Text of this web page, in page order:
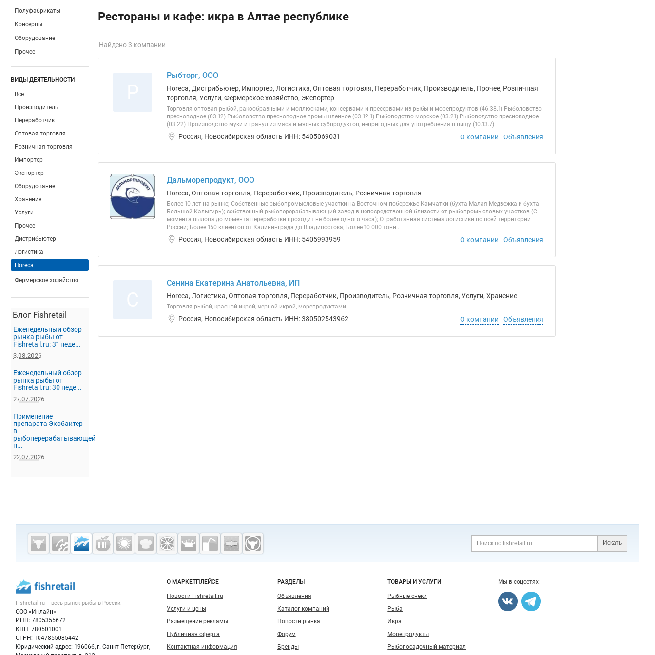
Полуфабрикаты
Консервы
Оборудование
Прочее
ВИДЫ ДЕЯТЕЛЬНОСТИ
Все
Производитель
Переработчик
Оптовая торговля
Розничная торговля
Импортер
Экспортер
Оборудование
Хранение
Услуги
Прочее
Дистрибьютер
Логистика
Horeca
Фермерское хозяйство
Блог Fishretail
Еженедельный обзор
рынка рыбы от
Fishretail.ru: 31 неде...
3.08.2026
Еженедельный обзор
рынка рыбы от
Fishretail.ru: 30 неде...
27.07.2026
Применение
препарата Экобактер
в
рыбоперерабатывающей
п...
22.07.2026
Рестораны и кафе: икра в Алтае республике
Найдено 3 компании
Рыбторг, ООО
Horeca, Дистрибьютер, Импортер, Логистика, Оптовая торговля, Переработчик, Производитель, Прочее, Розничная
торговля, Услуги, Фермерское хозяйство, Экспортер
Торговля оптовая рыбой, ракообразными и моллюсками, консервами и пресервами из рыбы и морепродуктов (46.38.1) Рыболовство
пресноводное (03.12) Рыболовство пресноводное промышленное (03.12.1) Рыбоводство морское (03.21) Рыбоводство пресноводное
(03.22) Производство муки и гранул из мяса и мясных субпродуктов, непригодных для употребления в пищу (10.13.7)
Россия, Новосибирская область ИНН: 5405069031 О компании Объявления
Дальморепродукт, ООО
Horeca, Оптовая торговля, Переработчик, Производитель, Розничная торговля
Более 10 лет на рынке; Собственные рыбопромысловые участки на Восточном побережье Камчатки (бухта Малая Медвежка и бухта
Большой Калыгирь); собственный рыбоперерабатывающий завод в непосредственной близости от рыбопромысловых участков (C
момента вылова до момента переработки проходит не более одного часа); Отработанная система логистики по всей территории
России; Более 150 клиентов от Калининграда до Владивостока; Более 10 000 тонн...
Россия, Новосибирская область ИНН: 5405993959 О компании Объявления
Сенина Екатерина Анатольевна, ИП
Horeca, Логистика, Оптовая торговля, Переработчик, Производитель, Розничная торговля, Услуги, Хранение
Торговля рыбой, красной икрой, черной икрой, морепродуктами
Россия, Новосибирская область ИНН: 380502543962 О компании Объявления
Дополнительная информация
Искать
Cсылки на полезные проекты
Fishretail.ru —
рыба,
Важные разделы и контакты
Fishretail.ru – весь рынок рыбы в России.
ООО «Инлайн»
ИНН: 7805355672
КПП: 780501001
ОГРН: 1047855085442
Юридический адрес: 196066, г. Санкт-Петербург,
Навигация по сайту
О МАРКЕТПЛЕЙСЕ
Новости Fishretail.ru
Услуги и цены
Размещение рекламы
Публичная оферта
Контактная информация
РАЗДЕЛЫ
Объявления
Каталог компаний
Новости рынка
Форум
Бренды
ТОВАРЫ И УСЛУГИ
Рыбные снеки
Рыба
Икра
Морепродукты
Рыбопосадочный материал
Мы в соцсетях: